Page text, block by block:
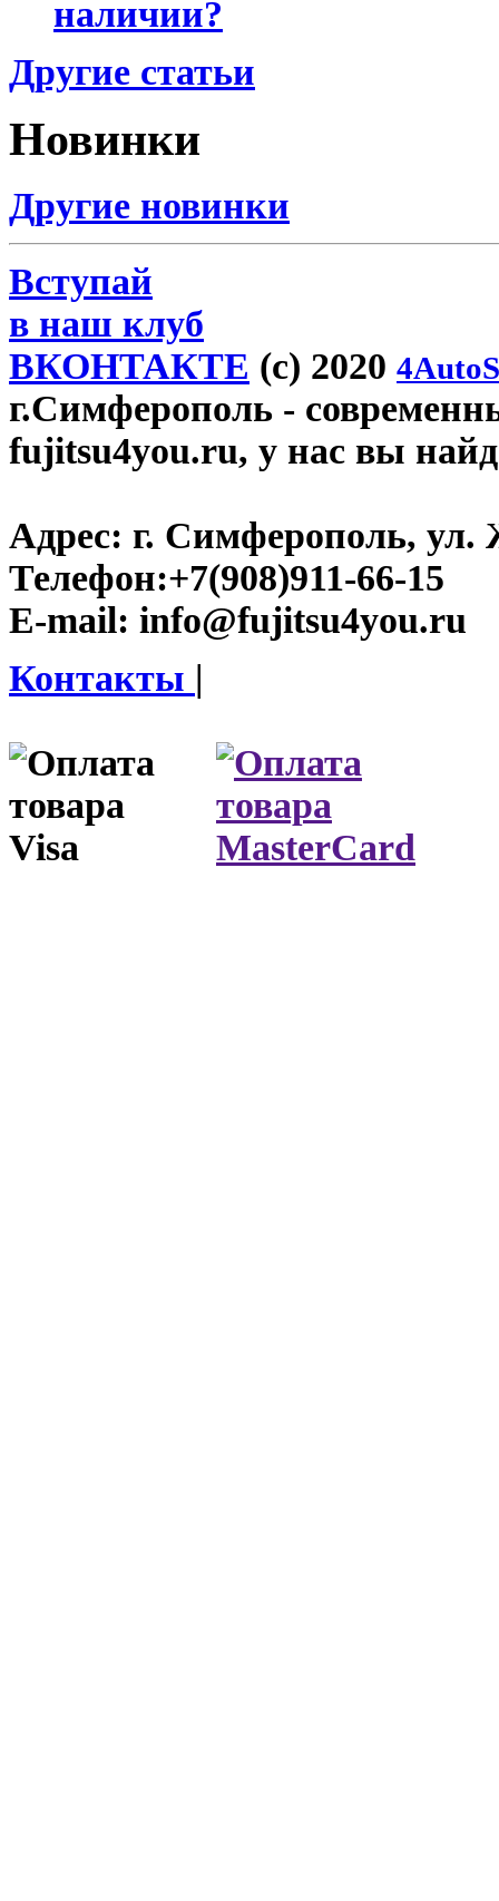
наличии?
Другие статьи
Новинки
Другие новинки
Вступай
в наш клуб
ВКОНТАКТЕ (c) 2020
г.Симферополь -
fujitsu4you.ru, у нас вы
Адрес: г. Симферополь, ул.
Телефон:+7(908)911-66-15
E-mail: info@fujitsu4you.ru
Контакты |